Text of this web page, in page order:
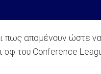
πως απομένουν ώστε
του Conference